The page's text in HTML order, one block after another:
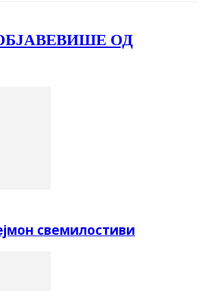
ВИШЕ ОД
свемилостиви